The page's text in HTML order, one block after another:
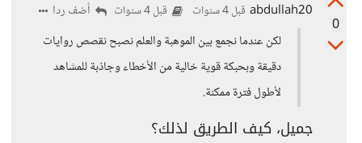
0
abdullah20 قبل 4 سنوات قبل 4 سنوات
أضف ردا
لكن عندما نجمع بين الموهبة والعلم نصبح نقصص روايات
دقيقة وبحبكة قوية خالية من الأخطاء وجاذبة للمشاهد
لأطول فترة ممكنة.
جميل، كيف الطريق لذلك؟